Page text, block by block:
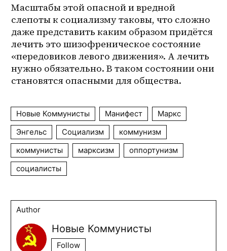
Масштабы этой опасной и вредной
слепоты к социализму таковы, что сложно
даже представить каким образом придётся
лечить это шизофреническое состояние
«передовиков левого движения». А лечить
нужно обязательно. В таком состоянии они
становятся опасными для общества.
Новые Коммунисты Манифест
Маркс
Энгельс
Социализм
коммунизм
коммунисты
марксизм
оппортунизм
социалисты
Author
Новые Коммунисты
Follow